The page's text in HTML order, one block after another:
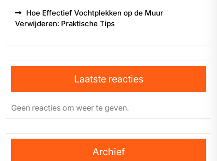
Hoe Effectief Vochtplekken op de Muur
Verwijderen: Praktische Tips
Laatste reacties
Geen reacties om weer te geven.
Archief